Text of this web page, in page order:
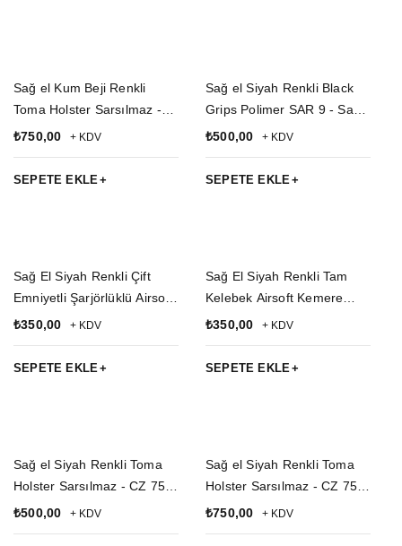
Sağ el Kum Beji Renkli
Toma Holster Sarsılmaz -
CZ 75 Polimer Taktik Silah
₺750,00 + KDV
SEPETE EKLE
Sağ el Siyah Renkli Black
Grips Polimer SAR 9 - Sar 9
Mete Silah Kılıfı
₺500,00 + KDV
SEPETE EKLE
Sağ El Siyah Renkli Çift
Emniyetli Şarjörlüklü Airsoft
Palaskaya Kemere
Kılıfı
₺350,00 + KDV
SEPETE EKLE
Sağ El Siyah Renkli Tam
Kelebek Airsoft Kemere
Geçirmeli impertex Silah
₺350,00 + KDV
SEPETE EKLE
Sağ el Siyah Renkli Toma
Holster Sarsılmaz - CZ 75
Polimer Silah Kılıfı
₺500,00 + KDV
Sağ el Siyah Renkli Toma
Holster Sarsılmaz - CZ 75
Polimer Taktik Silah Kılıfı ve
₺750,00 + KDV